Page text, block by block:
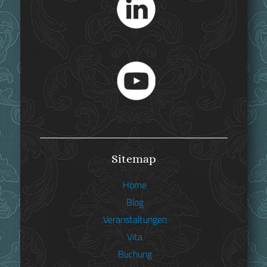
Sitemap
Home
Blog
Veranstaltungen
Vita
Buchung